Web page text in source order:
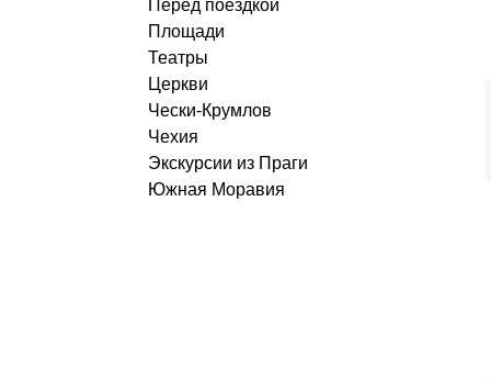
Перед поездкой
Площади
Театры
Церкви
Чески-Крумлов
Чехия
Экскурсии из Праги
Южная Моравия